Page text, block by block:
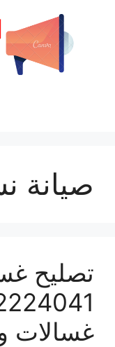
صيانة
تصليح
غسالات